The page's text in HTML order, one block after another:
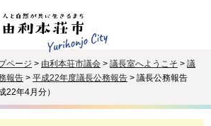
ページ > 由利本荘市議会 > 議長室へようこそ > 議
報告 > 平成22年度議長公務報告 > 議長公務報告
22年4月分）